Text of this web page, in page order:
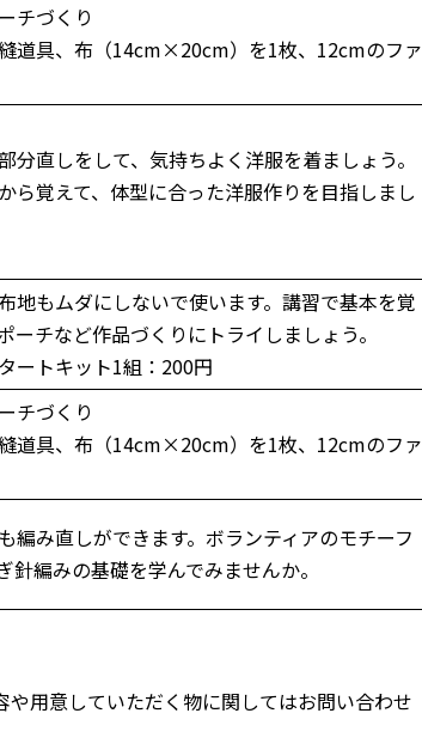
チづくり
縫道具、布（14cm×20cm）を1枚、12cmのファ
分直しをして、気持ちよく洋服を着ましょう。
ら覚えて、体型に合った洋服作りを目指しまし
地もムダにしないで使います。講習で基本を覚
ーチなど作品づくりにトライしましょう。
ートキット1組：200円
チづくり
縫道具、布（14cm×20cm）を1枚、12cmのファ
編み直しができます。ボランティアのモチーフ
針編みの基礎を学んでみませんか。
用意していただく物に関してはお問い合わせ